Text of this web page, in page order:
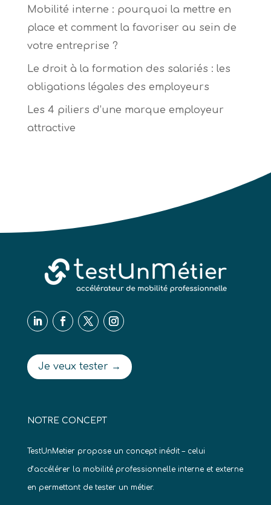
Mobilité interne : pourquoi la mettre en
place et comment la favoriser au sein de
votre entreprise ?
Le droit à la formation des salariés : les
obligations légales des employeurs
Les 4 piliers d’une marque employeur
attractive
Je veux tester →
NOTRE CONCEPT
TestUnMetier propose un concept inédit – celui
d’accélérer la mobilité professionnelle interne et externe
en permettant de tester un métier.